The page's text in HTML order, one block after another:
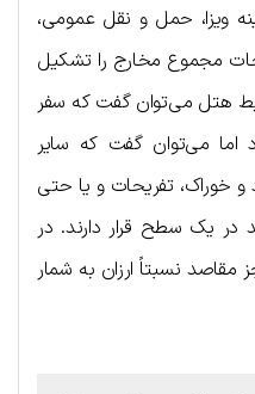
ویزا، حمل و نقل عمومی،
مجموع مخارج را تشکیل
هتل می‌توان گفت که سفر
اما می‌توان گفت که سایر
خوراک، تفریحات و یا حتی
در یک سطح قرار دارند. در
نسبتاً ارزان به شمار